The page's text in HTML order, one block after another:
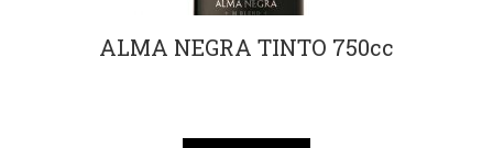
ALMA NEGRA TINTO 750cc